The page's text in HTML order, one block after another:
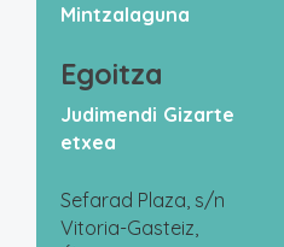
Mintzalaguna
Egoitza
Judimendi Gizarte
etxea
Sefarad Plaza, s/n
Vitoria-Gasteiz